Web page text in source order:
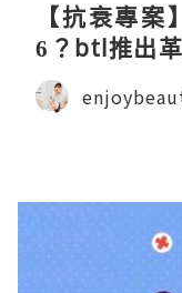
【抗衰專
6？btl推出